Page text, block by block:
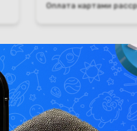
Оплата картами